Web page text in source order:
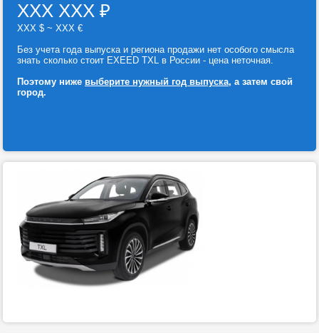
ХХХ ХХХ ₽
ХХХ $ ~ ХХХ €
Без учета года выпуска и региона продажи нет особого смысла
знать сколько стоит EXEED TXL в России - цена неточная.
Поэтому ниже выберите нужный год выпуска, а затем свой
город.